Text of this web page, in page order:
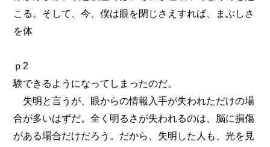
こる。そして、今、僕は眼を閉じさえすれば、まぶしさ
を体
ｐ2
験できるようになってしまったのだ。
失明と言うが、眼からの情報入手が失われただけの場
合が多いはずだ。全く明るさが失われるのは、脳に損傷
がある場合だけだろう。だから、失明した人も、光を見